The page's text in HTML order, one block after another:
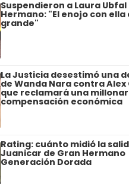
Suspendieron a Laura Ubfal
Hermano: "El enojo con ella
grande"
La Justicia desestimó una
de Wanda Nara contra Alex
que reclamará una
compensación económica
Rating: cuánto midió la
Juanicar de Gran Hermano
Generación Dorada